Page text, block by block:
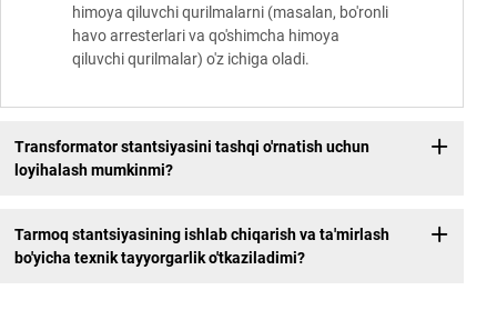
himoya qiluvchi qurilmalarni (masalan, bo'ronli
havo arresterlari va qo'shimcha himoya
qiluvchi qurilmalar) o'z ichiga oladi.
Transformator stantsiyasini tashqi o'rnatish uchun
loyihalash mumkinmi?
Tarmoq stantsiyasining ishlab chiqarish va ta'mirlash
bo'yicha texnik tayyorgarlik o'tkaziladimi?